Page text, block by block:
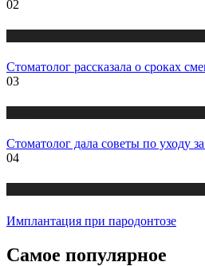
02
Стоматолог рассказала о сроках
03
Стоматолог дала советы по уходу
04
Имплантация при пародонтозе
Самое популярное